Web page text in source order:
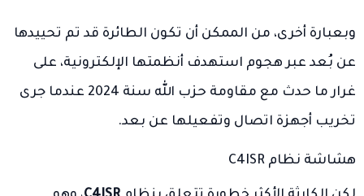
وبعبارة أخرى، من الممكن أن تكون الطائرة قد تم تحييدها
عن بُعد عبر هجوم استهدف أنظمتها الإلكترونية، على
غرار ما حدث مع مقاومة حزب الله سنة 2024 عندما جرى
تخريب أجهزة اتصال وتفعيلها عن بعد.
هشاشة نظام C4ISR